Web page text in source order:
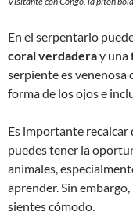
En el serpentario
coral verdaderay una
serpiente es venenosa
forma de los ojos e
Es importante recalcar
puedes tener la
animales,
aprender. Sin embargo,
sientes cómodo.